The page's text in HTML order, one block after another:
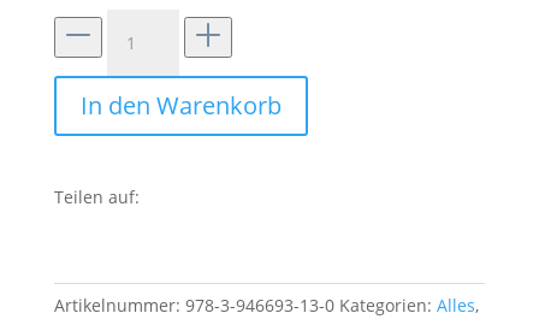
Grußkarte
mit
runden
Ecken
"Daheim"
In den Warenkorb
Teilen auf:
Artikelnummer: 978-3-946693-13-0 Kategorien: Alles,